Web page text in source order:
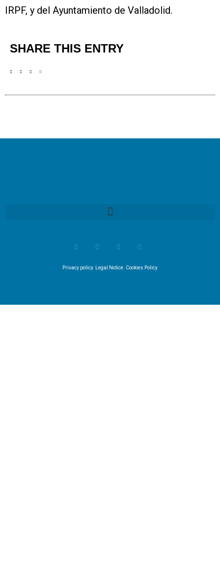
IRPF, y del Ayuntamiento de Valladolid.
SHARE THIS ENTRY
Privacy policy. Legal Notice Cookies Policy